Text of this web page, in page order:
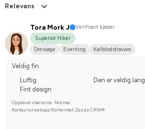
Relevans
Tora Mork J
Verifisert kjøper
Superior Hiker
Dressage
Eventing Kallblodstravare
Veldig fin
Luftig
Fint design
Den er veldig lang
Opplevd størrelse: Normal
Konkurransetopp Kortermet Zazza CRW®